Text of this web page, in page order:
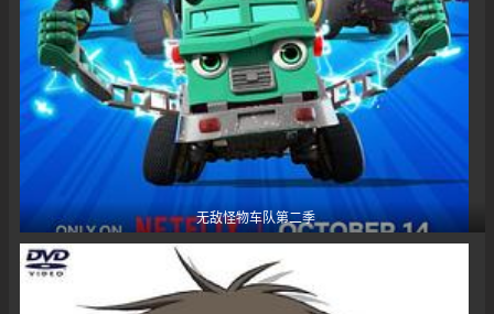
无敌怪物车队第二季